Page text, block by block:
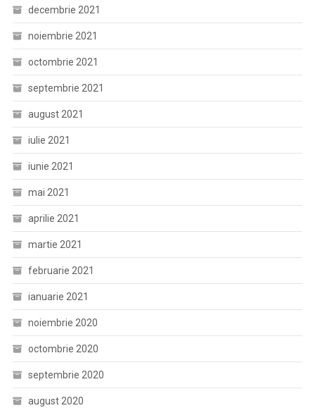
decembrie 2021
noiembrie 2021
octombrie 2021
septembrie 2021
august 2021
iulie 2021
iunie 2021
mai 2021
aprilie 2021
martie 2021
februarie 2021
ianuarie 2021
noiembrie 2020
octombrie 2020
septembrie 2020
august 2020